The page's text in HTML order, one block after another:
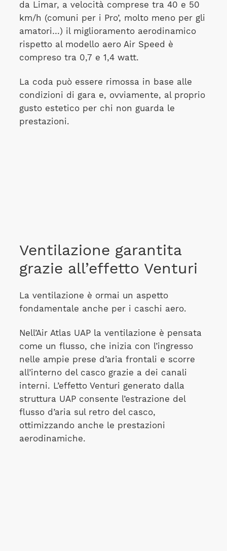
da Limar, a velocità comprese tra 40 e 50
km/h (comuni per i Pro’, molto meno per gli
amatori…) il miglioramento aerodinamico
rispetto al modello aero Air Speed è
compreso tra 0,7 e 1,4 watt.
La coda può essere rimossa in base alle
condizioni di gara e, ovviamente, al proprio
gusto estetico per chi non guarda le
prestazioni.
Ventilazione garantita
grazie all’effetto Venturi
La ventilazione è ormai un aspetto
fondamentale anche per i caschi aero.
Nell’Air Atlas UAP la ventilazione è pensata
come un flusso, che inizia con l’ingresso
nelle ampie prese d’aria frontali e scorre
all’interno del casco grazie a dei canali
interni. L’effetto Venturi generato dalla
struttura UAP consente l’estrazione del
flusso d’aria sul retro del casco,
ottimizzando anche le prestazioni
aerodinamiche.